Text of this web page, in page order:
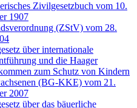
Zivilgesetzbuch vom 10.
1907
(ZStV) vom 28.
über internationale
und die Haager
zum Schutz von Kindern
(BG-KKE) vom 21.
2007
über das bäuerliche